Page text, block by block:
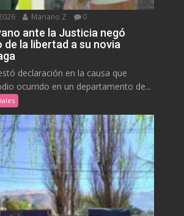
Mariano Z 0
ante la Justicia negó
de la libertad a su novia
declaración en la causa que
ocurrido en un departamento de...